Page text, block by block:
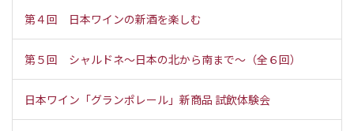
第４回 日本ワインの新酒を楽しむ
第５回 シャルドネ～日本の北から南まで～（全６回）
日本ワイン「グランポレール」新商品 試飲体験会